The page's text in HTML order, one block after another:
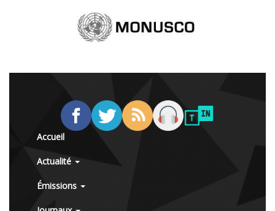
Accueil
Actualité
Émissions